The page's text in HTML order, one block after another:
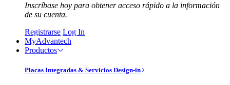
Inscríbase hoy para obtener acceso rápido a la información
de su cuenta.
Registrarse Log In
MyAdvantech
Productos
Placas Integradas & Servicios Design-in